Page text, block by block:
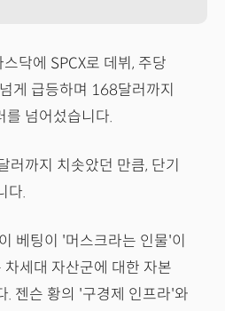
닥에 SPCX로 데뷔, 주당
게 급등하며 168달러까지
를 넘어섰습니다.
까지 치솟았던 만큼, 단기
다.
베팅이 '머스크라는 인물'이
세대 자산군에 대한 자본
. 젠슨 황의 '구경제 인프라'와